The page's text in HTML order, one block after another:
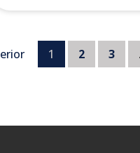
1 2 3